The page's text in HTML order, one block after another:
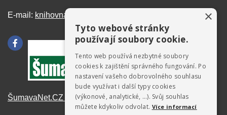
E-mail: knihovna@stachy.net
ŠumavaNet.CZ - informace o regionu
×
Tyto webové stránky
používají soubory cookie.
Tento web používá nezbytné soubory
cookies k zajištění správného fungování. Po
nastavení vašeho dobrovolného souhlasu
bude využívat i další typy cookies
(výkonové, analytické, …). Svůj souhlas
můžete kdykoliv odvolat. Více informací